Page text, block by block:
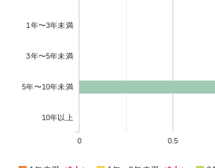
1年〜3年未満
3年〜5年未満
5年〜10年未満
10年以上
0 0.5